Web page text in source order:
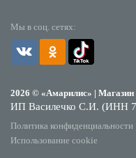
Мы в соц. сетях:
2026 © «Амарилис» | Магазин
ИП Василечко С.И. (ИНН
Политика конфиденциальности
Использование cookie